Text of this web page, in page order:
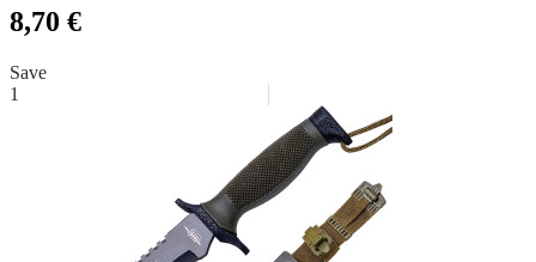
8,70 €
Save
1